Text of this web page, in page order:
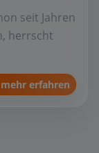
seit Jahren
herrscht
erfahren